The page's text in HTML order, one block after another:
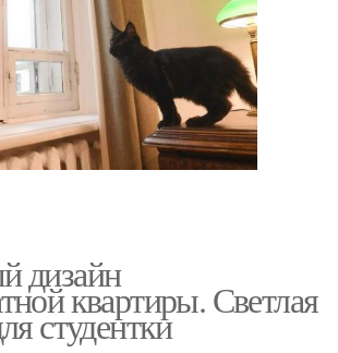
дизайн
квартиры. Светлая
студентки